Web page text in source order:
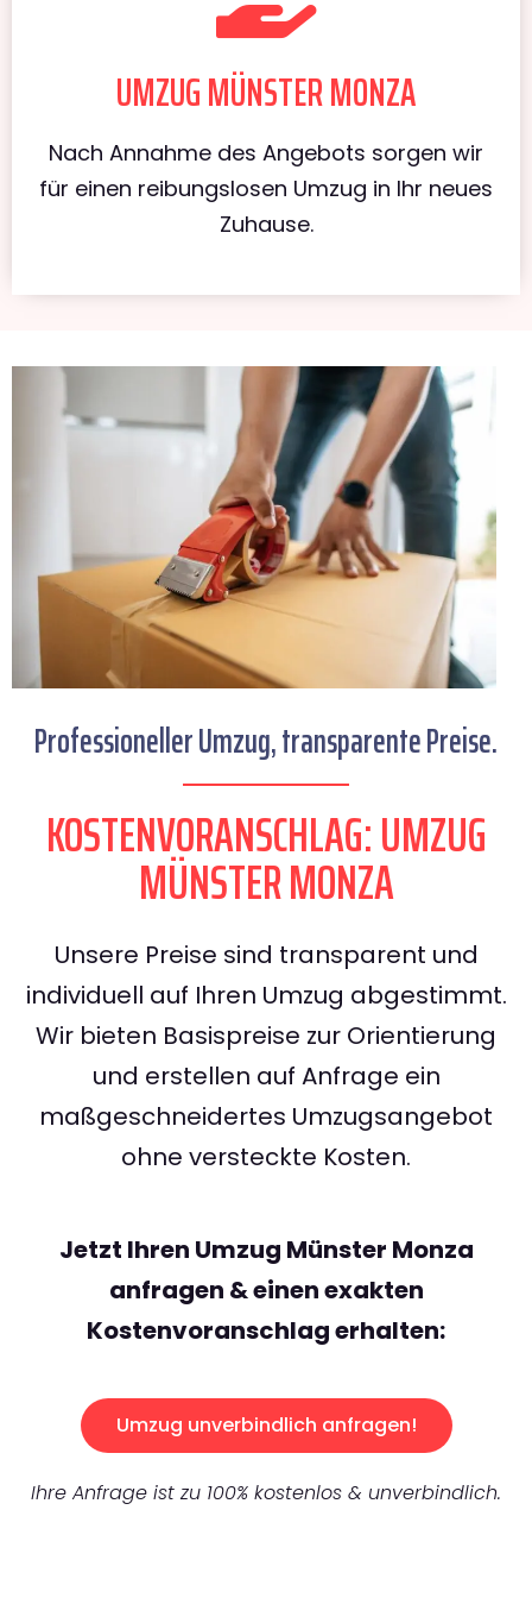
UMZUG MÜNSTER MONZA
Nach Annahme des Angebots sorgen wir
für einen reibungslosen Umzug in Ihr neues
Zuhause.
Professioneller Umzug, transparente Preise.
KOSTENVORANSCHLAG: UMZUG
MÜNSTER MONZA
Unsere Preise sind transparent und
individuell auf Ihren Umzug abgestimmt.
Wir bieten Basispreise zur Orientierung
und erstellen auf Anfrage ein
maßgeschneidertes Umzugsangebot
ohne versteckte Kosten.
Jetzt Ihren Umzug Münster Monza
anfragen & einen exakten
Kostenvoranschlag erhalten:
Umzug unverbindlich anfragen!
Ihre Anfrage ist zu 100% kostenlos & unverbindlich.